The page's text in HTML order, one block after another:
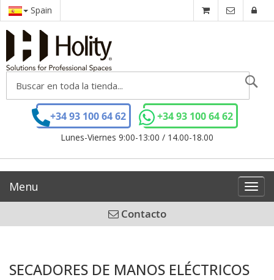
Spain
+34 93 100 64 62 +34 93 100 64 62
Lunes-Viernes 9:00-13:00 / 14.00-18.00
Menu
Contacto
SECADORES DE MANOS ELÉCTRICOS